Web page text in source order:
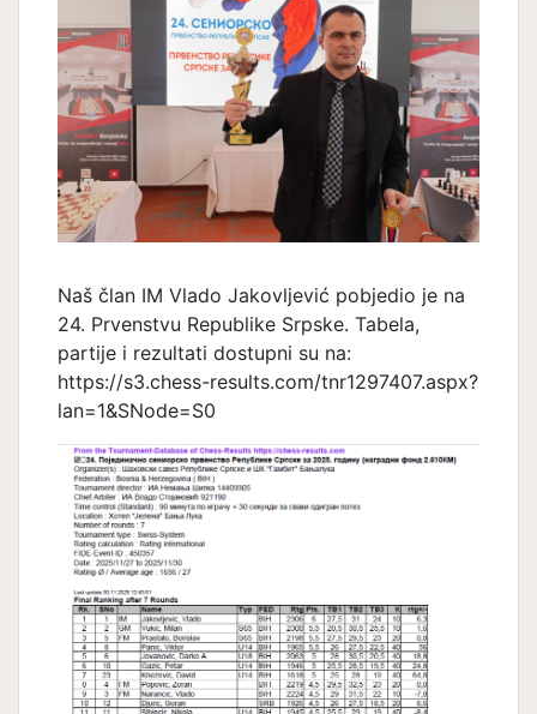
Naš član IM Vlado Jakovljević pobjedio je na
24. Prvenstvu Republike Srpske. Tabela,
partije i rezultati dostupni su na:
https://s3.chess-results.com/tnr1297407.aspx?
lan=1&SNode=S0